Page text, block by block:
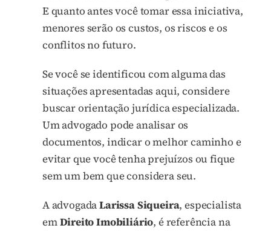
E quanto antes você tomar essa iniciativa,
menores serão os custos, os riscos e os
conflitos no futuro.
Se você se identificou com alguma das
situações apresentadas aqui, considere
buscar orientação jurídica especializada.
Um advogado pode analisar os
documentos, indicar o melhor caminho e
evitar que você tenha prejuízos ou fique
sem um bem que considera seu.
A advogadaLarissa Siqueira, especialista
emDireito Imobiliário, é referência na